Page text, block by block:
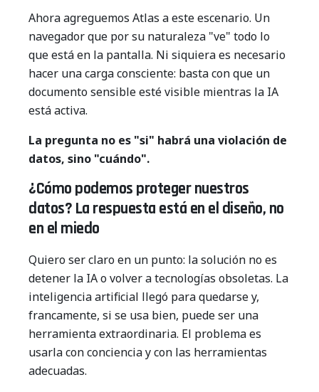
Ahora agreguemos Atlas a este escenario. Un
navegador que por su naturaleza "ve" todo lo
que está en la pantalla. Ni siquiera es necesario
hacer una carga consciente: basta con que un
documento sensible esté visible mientras la IA
está activa.
La pregunta no es "si" habrá una violación de
datos, sino "cuándo".
¿Cómo podemos proteger nuestros
datos? La respuesta está en el diseño, no
en el miedo
Quiero ser claro en un punto: la solución no es
detener la IA o volver a tecnologías obsoletas. La
inteligencia artificial llegó para quedarse y,
francamente, si se usa bien, puede ser una
herramienta extraordinaria. El problema es
usarla con conciencia y con las herramientas
adecuadas.